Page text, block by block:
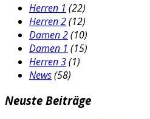
Herren 1 (22)
Herren 2(12)
Damen 2(10)
Damen 1 (15)
Herren 3(1)
News(58)
Neuste Beiträge